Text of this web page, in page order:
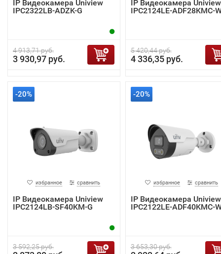
IP Видеокамера Uniview
IPC2322LB-ADZK-G
4 913,71 руб.
3 930,97 руб.
IP Видеокамера Uniview
IPC2124LE-ADF28KMC-
5 420,44 руб.
4 336,35 руб.
-20%
избранное сравнить
IP Видеокамера Uniview
IPC2124LB-SF40KM-G
3 592,25 руб.
-20%
избранное сравнить
IP Видеокамера Uniview
IPC2122LE-ADF40KMC-
3 653,30 руб.